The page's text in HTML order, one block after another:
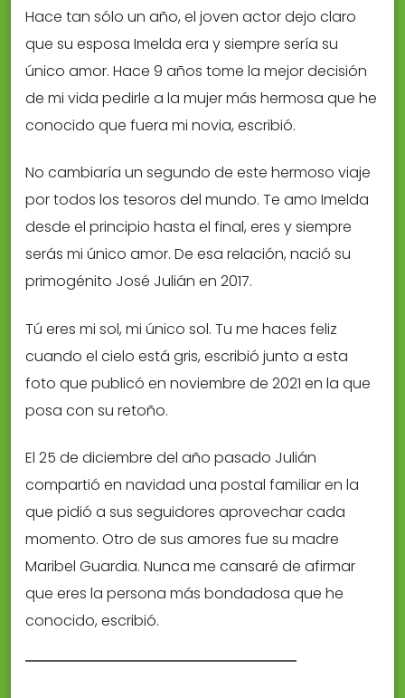
Hace tan sólo un año, el joven actor dejo claro
que su esposa Imelda era y siempre sería su
único amor. Hace 9 años tome la mejor decisión
de mi vida pedirle a la mujer más hermosa que he
conocido que fuera mi novia, escribió.
No cambiaría un segundo de este hermoso viaje
por todos los tesoros del mundo. Te amo Imelda
desde el principio hasta el final, eres y siempre
serás mi único amor. De esa relación, nació su
primogénito José Julián en 2017.
Tú eres mi sol, mi único sol. Tu me haces feliz
cuando el cielo está gris, escribió junto a esta
foto que publicó en noviembre de 2021 en la que
posa con su retoño.
El 25 de diciembre del año pasado Julián
compartió en navidad una postal familiar en la
que pidió a sus seguidores aprovechar cada
momento. Otro de sus amores fue su madre
Maribel Guardia. Nunca me cansaré de afirmar
que eres la persona más bondadosa que he
conocido, escribió.